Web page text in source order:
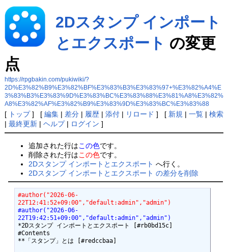
2Dスタンプ インポート
とエクスポート の変更
点
https://rpgbakin.com/pukiwiki/?
2D%E3%82%B9%E3%82%BF%E3%83%B3%E3%83%97+%E3%82%A4%E
3%83%B3%E3%83%9D%E3%83%BC%E3%83%88%E3%81%A8%E3%82%
A8%E3%82%AF%E3%82%B9%E3%83%9D%E3%83%BC%E3%83%88
[ トップ] [ 編集| 差分| 履歴| 添付| リロード ] [ 新規 | 一覧| 検索
| 最終更新| ヘルプ| ログイン ]
追加された行はこの色です。
削除された行はこの色です。
2Dスタンプ インポートとエクスポート へ行く。
2Dスタンプ インポートとエクスポート の差分を削除
#author("2026-06-
22T12:41:52+09:00","default:admin","admin")
#author("2026-06-
22T19:42:51+09:00","default:admin","admin")
*2Dスタンプ インポートとエクスポート [#rb0bd15c]
#Contents
**「スタンプ」とは [#redccbaa]